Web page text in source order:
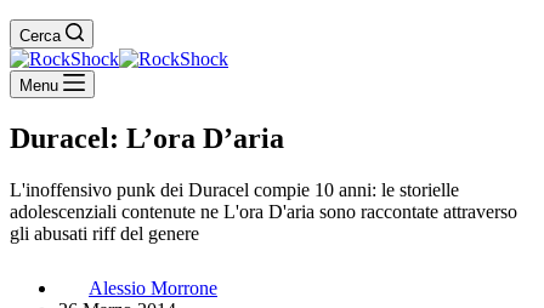
Cerca
Menu
Duracel: L’ora D’aria
L'inoffensivo punk dei Duracel compie 10 anni: le storielle
adolescenziali contenute ne L'ora D'aria sono raccontate attraverso
gli abusati riff del genere
Alessio Morrone